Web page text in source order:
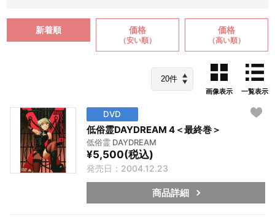
新着順 価格
（安い順）
価格
（高い順）
画像表示 一覧表示
DVD
低俗霊DAYDREAM 4＜最終巻＞
低俗霊 DAYDREAM
¥5,500(税込)
発売日：2004.12.23
商品詳細